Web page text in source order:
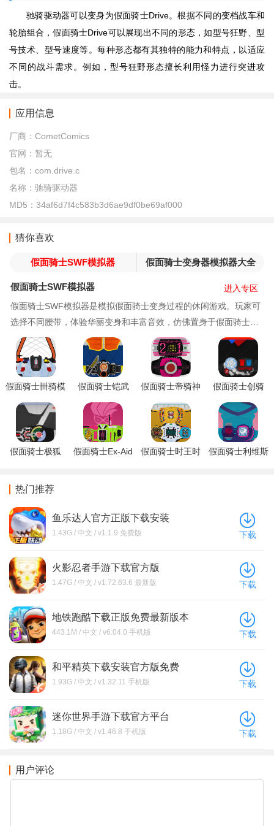
驰骑驱动器可以变身为假面骑士Drive。根据不同的变档战车和
轮胎组合，假面骑士Drive可以展现出不同的形态，如型号狂野、型
号技术、型号速度等。每种形态都有其独特的能力和特点，以适应
不同的战斗需求。例如，型号狂野形态擅长利用怪力进行突进攻
击。
应用信息
厂商： CometComics
官网： 暂无
包名： com.drive.c
名称： 驰骑驱动器
MD5： 34af6d7f4c583b3d6ae9df0be69af000
猜你喜欢
假面骑士SWF模拟器 假面骑士变身器模拟器大全
假面骑士SWF模拟器
假面骑士SWF模拟器是模拟假面骑士变身过程的休闲游戏。玩家可
选择不同腰带，体验华丽变身和丰富音效，仿佛置身于假面骑士的
世界。精致画面与逼真特效带来沉浸式体验，让你尽享变身乐趣！
进入专区
假面骑士卌骑模
最新版下载
假面骑士铠武
驱动器下载
假面骑士帝骑神
最新下载
假面骑士创骑
版本下载
假面骑士极狐
假面骑士Ex-Aid
假面骑士时王时
假面骑士利维斯
热门推荐
鱼乐达人官方正版下载安装
1.43G / 中文 / v1.1.9 免费版 下载
火影忍者手游下载官方版
1.47G / 中文 / v1.72.63.6 最新版 下载
地铁跑酷下载正版免费最新版本
443.1M / 中文 / v6.04.0 手机版 下载
和平精英下载安装官方版免费
1.93G / 中文 / v1.32.11 手机版 下载
迷你世界手游下载官方平台
1.18G / 中文 / v1.46.8 手机版 下载
用户评论